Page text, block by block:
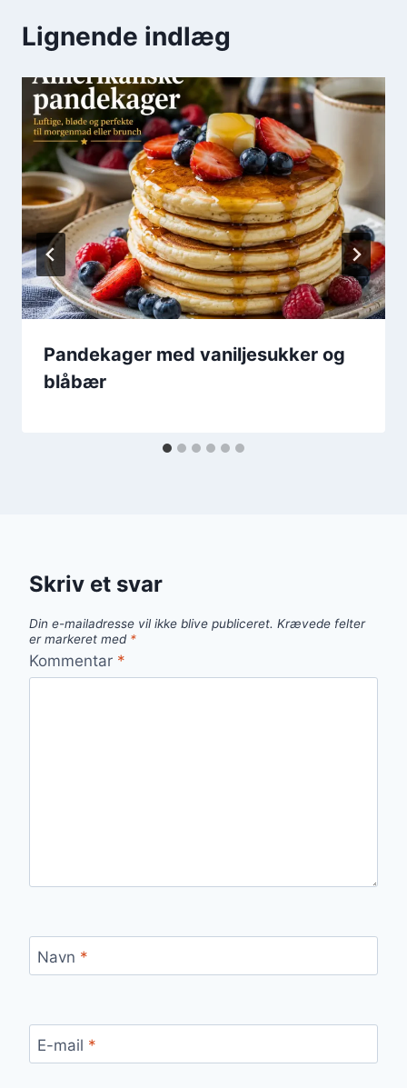
Lignende indlæg
Pandekager med vaniljesukker og
blåbær
Skriv et svar
Din e-mailadresse vil ikke blive publiceret. Krævede felter
er markeret med *
Kommentar *
Navn *
E-mail *